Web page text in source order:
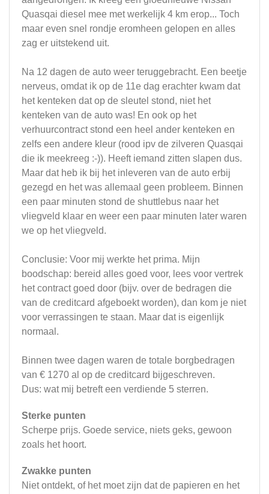
Quasqai diesel mee met werkelijk 4 km erop... Toch
maar even snel rondje eromheen gelopen en alles
zag er uitstekend uit.
Na 12 dagen de auto weer teruggebracht. Een beetje
nerveus, omdat ik op de 11e dag erachter kwam dat
het kenteken dat op de sleutel stond, niet het
kenteken van de auto was! En ook op het
verhuurcontract stond een heel ander kenteken en
zelfs een andere kleur (rood ipv de zilveren Quasqai
die ik meekreeg :-)). Heeft iemand zitten slapen dus.
Maar dat heb ik bij het inleveren van de auto erbij
gezegd en het was allemaal geen probleem. Binnen
een paar minuten stond de shuttlebus naar het
vliegveld klaar en weer een paar minuten later waren
we op het vliegveld.
Conclusie: Voor mij werkte het prima. Mijn
boodschap: bereid alles goed voor, lees voor vertrek
het contract goed door (bijv. over de bedragen die
van de creditcard afgeboekt worden), dan kom je niet
voor verrassingen te staan. Maar dat is eigenlijk
normaal.
Binnen twee dagen waren de totale borgbedragen
van € 1270 al op de creditcard bijgeschreven.
Dus: wat mij betreft een verdiende 5 sterren.
Sterke punten
Scherpe prijs. Goede service, niets geks, gewoon
zoals het hoort.
Zwakke punten
Niet ontdekt, of het moet zijn dat de papieren en het